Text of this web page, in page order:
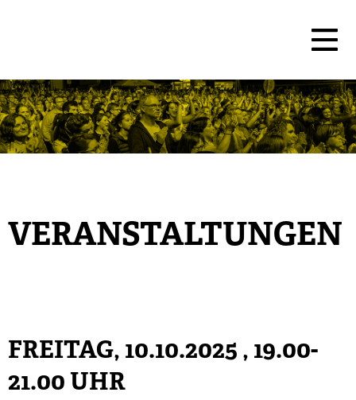
VERANSTALTUNGEN
FREITAG, 10.10.2025 , 19.00-
21.00 UHR